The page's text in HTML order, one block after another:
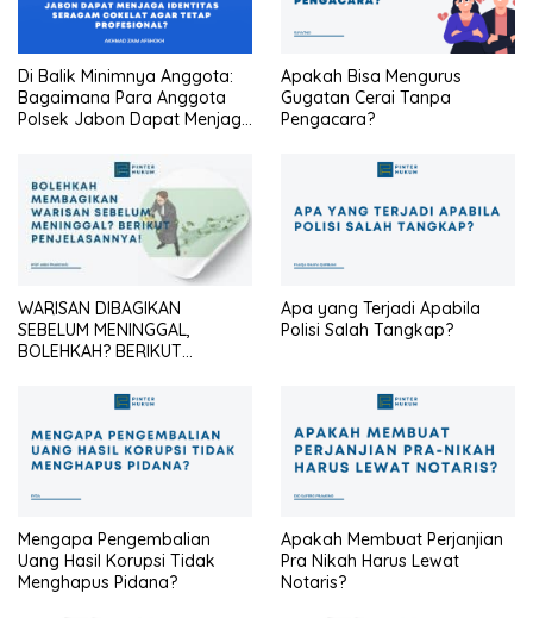
Di Balik Minimnya Anggota:
Bagaimana Para Anggota
Polsek Jabon Dapat Menjaga
Agar Tetap Profesional?
Apakah Bisa Mengurus
Gugatan Cerai Tanpa
Pengacara?
WARISAN DIBAGIKAN
SEBELUM MENINGGAL,
BOLEHKAH? BERIKUT
Apa yang Terjadi Apabila
Polisi Salah Tangkap?
Mengapa Pengembalian
Uang Hasil Korupsi Tidak
Menghapus Pidana?
Apakah Membuat Perjanjian
Pra Nikah Harus Lewat
Notaris?